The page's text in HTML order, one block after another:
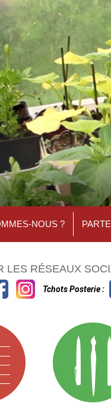
NOUS ?
LES RÉSEAUX
Tchots Posterie :